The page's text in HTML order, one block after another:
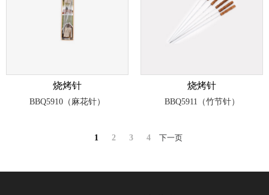
烧烤针
BBQ5910（麻花针）
烧烤针
BBQ5911（竹节针）
1 2 3 4 下一页